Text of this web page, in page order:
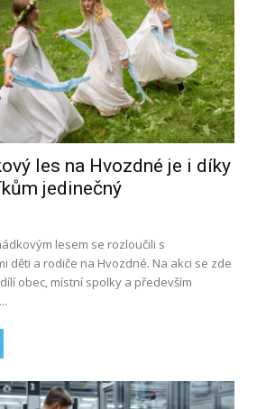
les na Hvozdné je i díky
jedinečný
lesem se rozloučili s
děti a rodiče na Hvozdné. Na akci se zde
obec, místní spolky a především